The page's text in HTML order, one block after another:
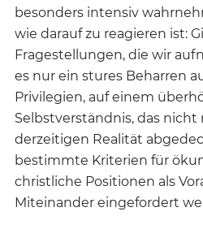
besonders intensiv
wie darauf zu reagieren ist:
Fragestellungen, die wir
es nur ein stures Beharren
Privilegien, auf einem
Selbstverständnis, das nicht
derzeitigen Realität
bestimmte Kriterien für
christliche Positionen als
Miteinander eingefordert